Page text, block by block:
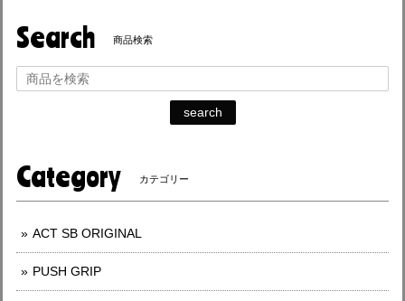
Search 商品検索
search
Category カテゴリー
ACT SB ORIGINAL
PUSH GRIP